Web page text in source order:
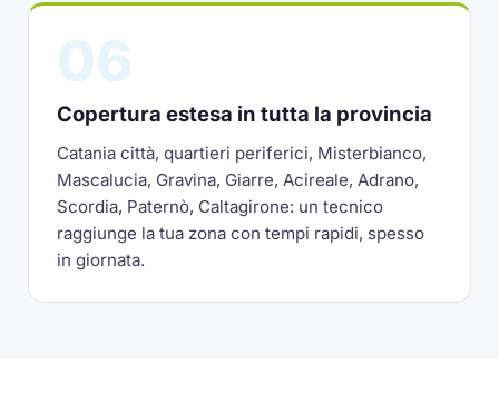
Copertura estesa in tutta la provincia
Catania città, quartieri periferici, Misterbianco,
Mascalucia, Gravina, Giarre, Acireale, Adrano,
Scordia, Paternò, Caltagirone: un tecnico
raggiunge la tua zona con tempi rapidi, spesso
in giornata.